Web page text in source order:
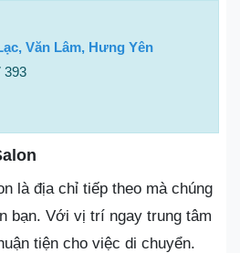
Văn Lâm, Hưng Yên
393
là địa chỉ tiếp theo mà chúng
bạn. Với vị trí ngay trung tâm
tiện cho việc di chuyển.